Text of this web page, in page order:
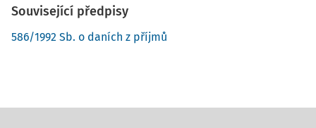
Související předpisy
586/1992 Sb. o daních z příjmů